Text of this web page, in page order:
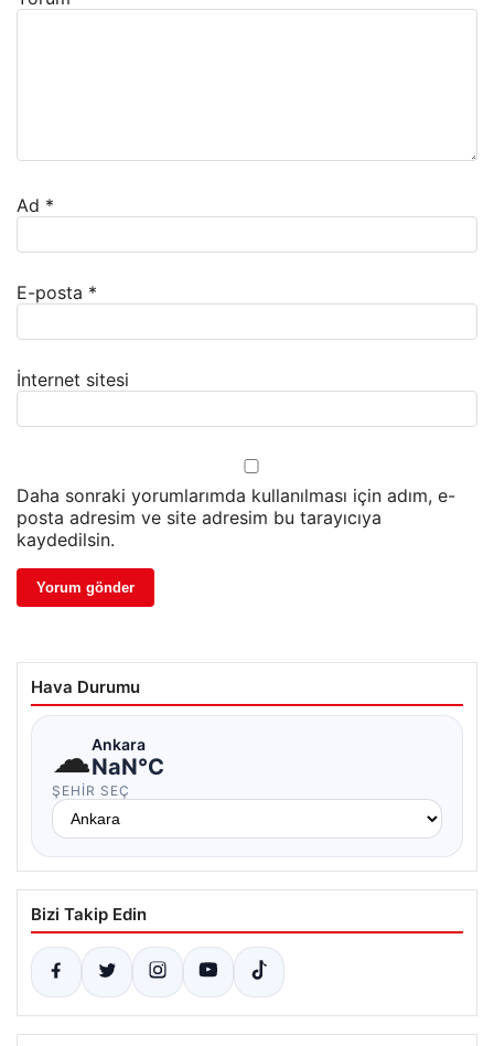
Ad *
E-posta *
İnternet sitesi
Daha sonraki yorumlarımda kullanılması için adım, e-
posta adresim ve site adresim bu tarayıcıya
kaydedilsin.
Hava Durumu
☁Ankara
NaN°C
ŞEHIR SEÇ
Bizi Takip Edin